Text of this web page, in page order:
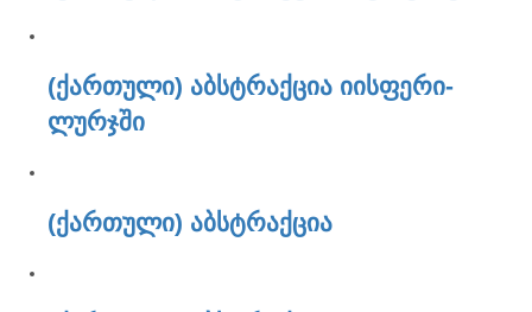
(ქართული) აბსტრაქცია იისფერი-
ლურჯში
(ქართული) აბსტრაქცია